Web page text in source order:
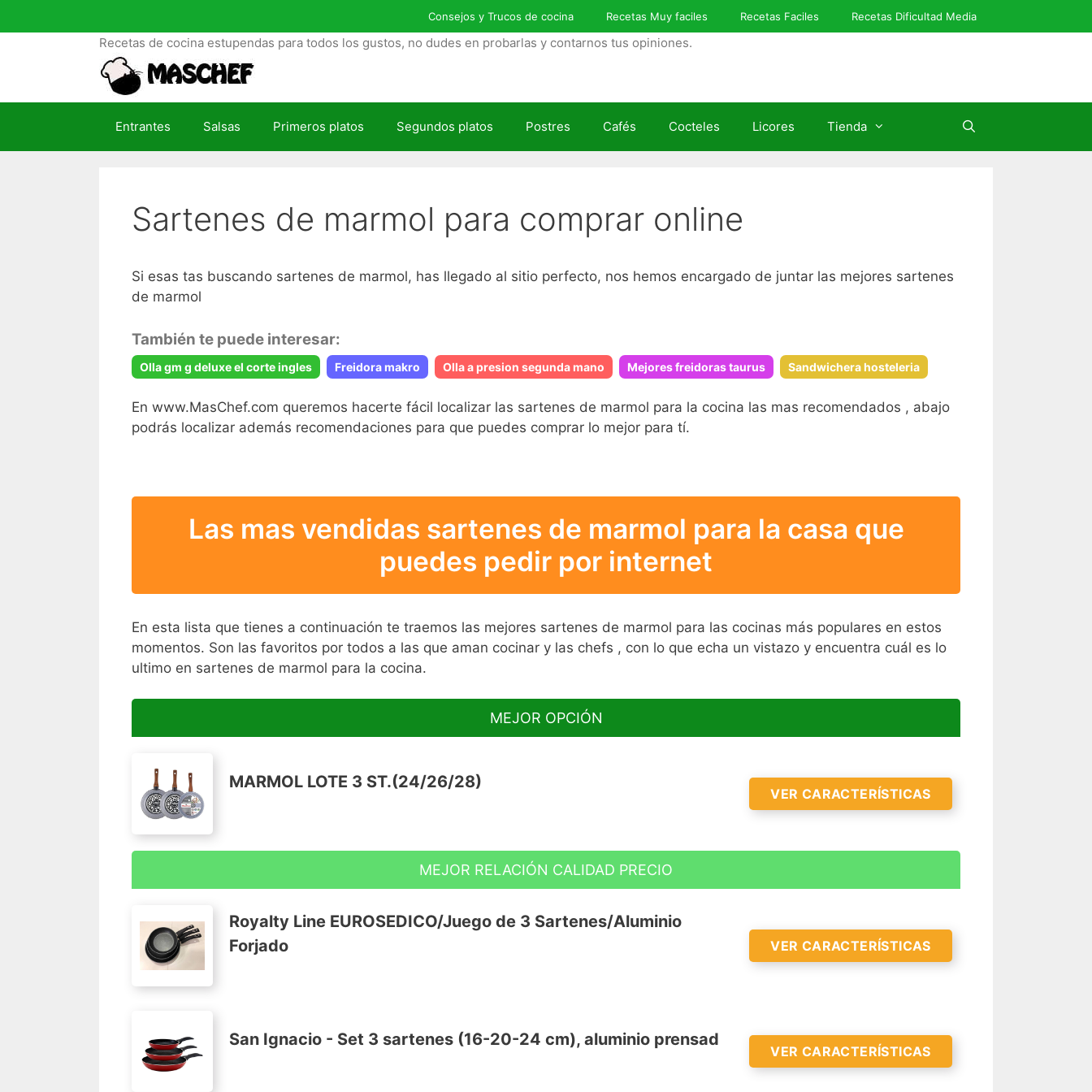
a
l
Consejos y Trucos de cocina Recetas Muy faciles Recetas Faciles Recetas Dificultad Media
Recetas de cocina estupendas para todos los gustos, no dudes en probarlas y contarnos tus opiniones.
Entrantes Salsas Primeros platos Segundos platos Postres Cafés Cocteles Licores Tienda
Sartenes de marmol para comprar online
Si esas tas buscando sartenes de marmol, has llegado al sitio perfecto, nos hemos encargado de juntar las mejores sartenes
de marmol
También te puede interesar:
Olla gm g deluxe el corte ingles Freidora makro Olla a presion segunda mano Mejores freidoras taurus Sandwichera hosteleria
En www.MasChef.com queremos hacerte fácil localizar las sartenes de marmol para la cocina las mas recomendados , abajo
podrás localizar además recomendaciones para que puedes comprar lo mejor para tí.
Las mas vendidas sartenes de marmol para la casa que
puedes pedir por internet
En esta lista que tienes a continuación te traemos las mejores sartenes de marmol para las cocinas más populares en estos
momentos. Son las favoritos por todos a las que aman cocinar y las chefs , con lo que echa un vistazo y encuentra cuál es lo
ultimo en sartenes de marmol para la cocina.
MEJOR OPCIÓN
MARMOL LOTE 3 ST.(24/26/28)
VER CARACTERÍSTICAS
Magnificas sartenes de acero, con un alto rendimiento energético y un diseño
Fabricadas en acero vitrificado a 820º
Recubrimiento antiadherente bicapa libre de pfoa
MEJOR RELACIÓN CALIDAD PRECIO
Royalty Line EUROSEDICO/Juego de 3 Sartenes/Aluminio
Forjado
VER CARACTERÍSTICAS
San Ignacio - Set 3 sartenes (16-20-24 cm), aluminio prensad
VER CARACTERÍSTICAS